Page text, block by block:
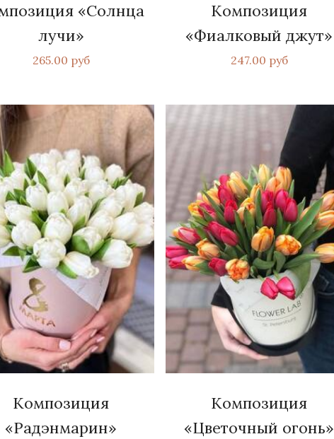
«Солнца
лучи»
265.00 руб
Композиция
«Фиалковый джут»
247.00 руб
Композиция
«Радэнмарин»
Композиция
«Цветочный огонь»